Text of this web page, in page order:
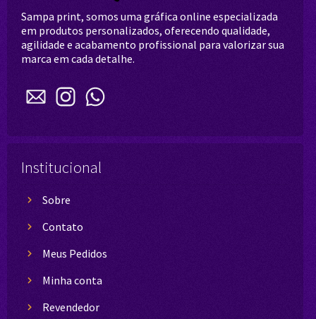
Sampa print, somos uma gráfica online especializada
em produtos personalizados, oferecendo qualidade,
agilidade e acabamento profissional para valorizar sua
marca em cada detalhe.
Institucional
Sobre
Contato
Meus Pedidos
Minha conta
Revendedor